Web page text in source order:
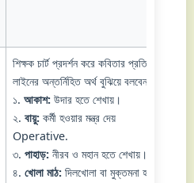
শিক্ষক চার্ট প্রদর্শন করে কবিতার প্রতিটি
লাইনের অন্তর্নিহিত অর্থ বুঝিয়ে বলবেন:
১. আকাশ: উদার হতে শেখায়।
২. বায়ু: কর্মী হওয়ার মন্ত্র দেয়
Operative.
৩. পাহাড়: নীরব ও মহান হতে শেখায়।
৪. খোলা মাঠ: দিলখোলা বা মুক্তমনা হতে